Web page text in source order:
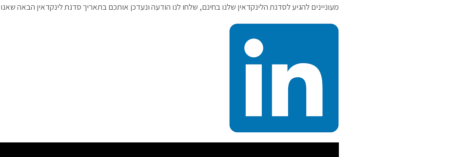
מעוניינים להגיע לסדנת הלינקדאין שלנו בחינם, שלחו לנו הודעה ונעדכן אותכם בתאריך סדנת לינקדאין הבאה